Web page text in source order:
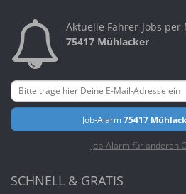
Aktuelle Fahrer-Jobs
75417 Mühlacker
Job-Alarm75417
Job-Alarm für anderen
SCHNELL & GRATIS